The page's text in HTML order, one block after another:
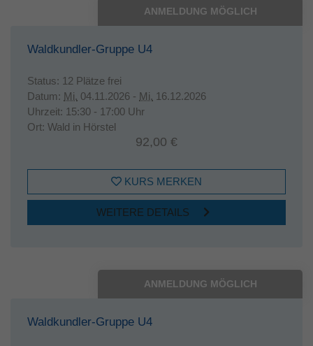
ANMELDUNG MÖGLICH
Waldkundler-Gruppe U4
Status: 12 Plätze frei
Datum: Mi. 04.11.2026 - Mi. 16.12.2026
Uhrzeit: 15:30 - 17:00 Uhr
Ort: Wald in Hörstel
92,00 €
KURS MERKEN
WEITERE DETAILS
ANMELDUNG MÖGLICH
Waldkundler-Gruppe U4